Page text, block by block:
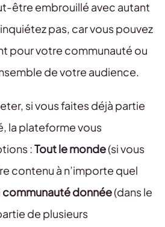
être embrouillé avec autant
pas, car vous pouvez
pour votre communauté ou
de votre audience.
si vous faites déjà partie
la plateforme vous
:Tout le monde(si vous
contenu à n’importe quel
communauté donnée(dans le
de plusieurs